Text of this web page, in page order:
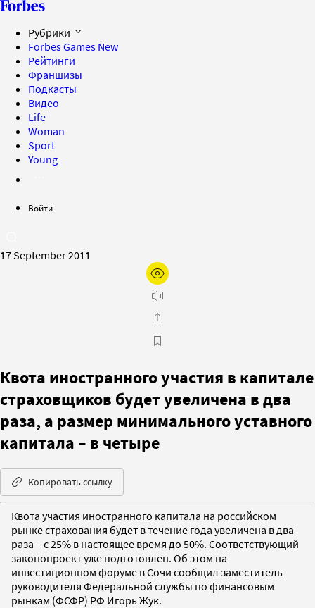
Рубрики
Forbes Games New
Рейтинги
Франшизы
Подкасты
Видео
Life
Woman
Sport
Young
Войти
17 September 2011
Квота иностранного участия в капитале
страховщиков будет увеличена в два
раза, а размер минимального уставного
капитала – в четыре
Копировать ссылку
Квота участия иностранного капитала на российском
рынке страхования будет в течение года увеличена в два
раза – с 25% в настоящее время до 50%. Соответствующий
законопроект уже подготовлен. Об этом на
инвестиционном форуме в Сочи сообщил заместитель
руководителя Федеральной службы по финансовым
рынкам (ФСФР) РФ Игорь Жук.